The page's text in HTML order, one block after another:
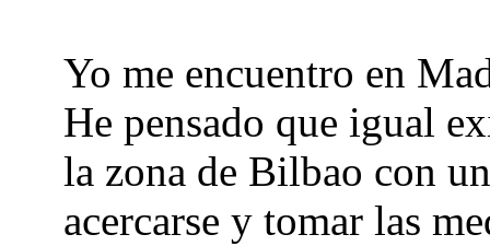
Yo me encuentro en
He pensado que igual
la zona de Bilbao con
acercarse y tomar las